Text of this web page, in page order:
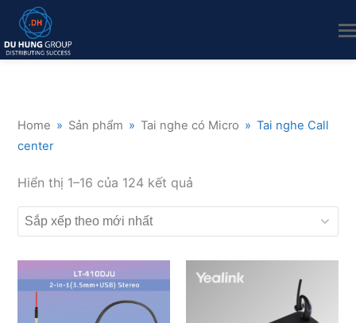
Home » Sản phẩm » Tai nghe có Micro » Tai nghe Call
center
Hiển thị 1–16 của 124 kết quả
sắp
xếp